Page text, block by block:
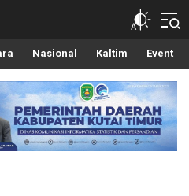
Nasional Kaltim Event